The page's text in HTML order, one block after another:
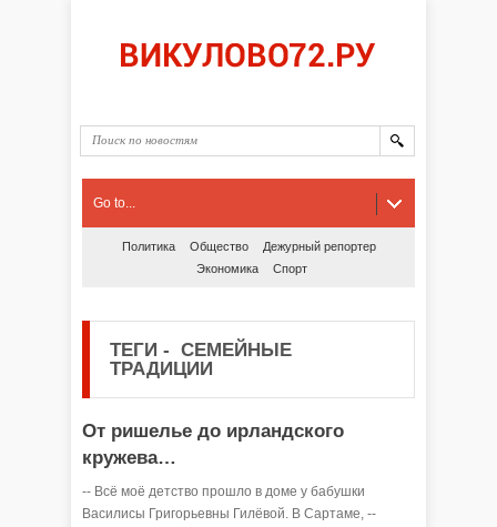
Go to...
Политика Общество
Дежурный репортер
Экономика
Спорт
ТЕГИ - СЕМЕЙНЫЕ
ТРАДИЦИИ
От ришелье до ирландского
кружева…
-- Всё моё детство прошло в доме у бабушки
Василисы Григорьевны Гилёвой. В Сартаме, --